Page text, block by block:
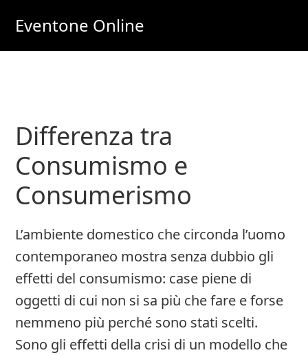
main
primary
Eventone Online
e
Soldi
Online
Differenza tra
Consumismo e
Consumerismo
L’ambiente domestico che circonda l’uomo
contemporaneo mostra senza dubbio gli
effetti del consumismo: case piene di
oggetti di cui non si sa più che fare e forse
nemmeno più perché sono stati scelti.
Sono gli effetti della crisi di un modello che